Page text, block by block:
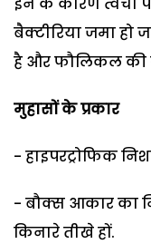
बैक्टीरिया जमा हो
है और फौलिकल की
मुहासों के प्रकार
- हाइपरट्रोफिक
- बौक्स आकार का
किनारे तीखे हों.